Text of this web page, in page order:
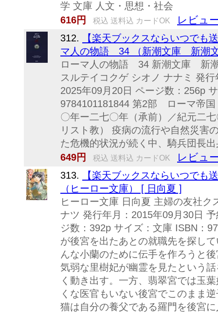
学 文庫 人文・思想・社会
616円
税込 送料込 カードOK レビュ
312.
【楽天ブックスならいつでも
マ人の物語 34 （新潮文庫 新潮
ローマ人の物語 34 新潮文庫 新
スルテイコクゲ シオノ ナナミ 発
2025年09月20日 ページ数：256p
9784101181844 第2部 ローマ帝
〇年ー二七〇年（承前）／紀元二
リスト教） 疫病の流行や自然災害
た危機的状況が続く中、騎兵団長
649円
税込 送料込 カードOK レビュ
313.
【楽天ブックスならいつで
（ヒーロー文庫） [ 日向夏 ]
ヒーロー文庫 日向夏 主婦の友社
ナツ 発行年月：2015年09月30日
ジ数：392p サイズ：文庫 ISBN：
が後宮を出たあとの就職先を探し
んな小蘭のために伝手を作ろうと
気弱な里樹妃が幽霊を見たという
く動き出す。一方、翡翠宮では玉
くな医官もいない後宮でこのまま
猫は自分の養父である羅門を後宮